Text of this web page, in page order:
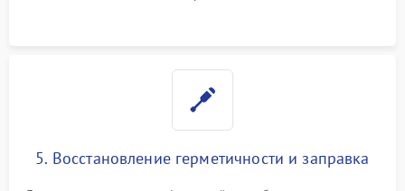
5. Восстановление герметичности и заправка